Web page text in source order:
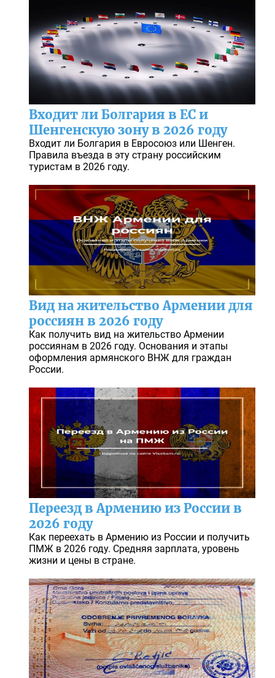
Входит ли Болгария в ЕС и
Шенгенскую зону в 2026 году
Входит ли Болгария в Евросоюз или Шенген.
Правила въезда в эту страну российским
туристам в 2026 году.
Вид на жительство Армении для
россиян в 2026 году
Как получить вид на жительство Армении
россиянам в 2026 году. Основания и этапы
оформления армянского ВНЖ для граждан
России.
Переезд в Армению из России в
2026 году
Как переехать в Армению из России и получить
ПМЖ в 2026 году. Средняя зарплата, уровень
жизни и цены в стране.